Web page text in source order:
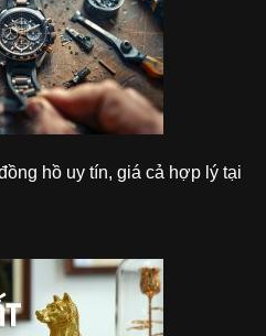
hồ uy tín, giá cả hợp lý tại